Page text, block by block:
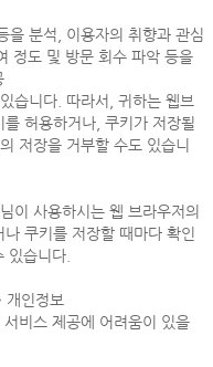
을 분석, 이용자의 취향과 관심
정도 및 방문 회수 파악 등을
습니다. 따라서, 귀하는 웹브
허용하거나, 쿠키가 저장될
저장을 거부할 수도 있습니
이 사용하시는 웹 브라우저의
쿠키를 저장할 때마다 확인
있습니다.
개인정보
비스 제공에 어려움이 있을